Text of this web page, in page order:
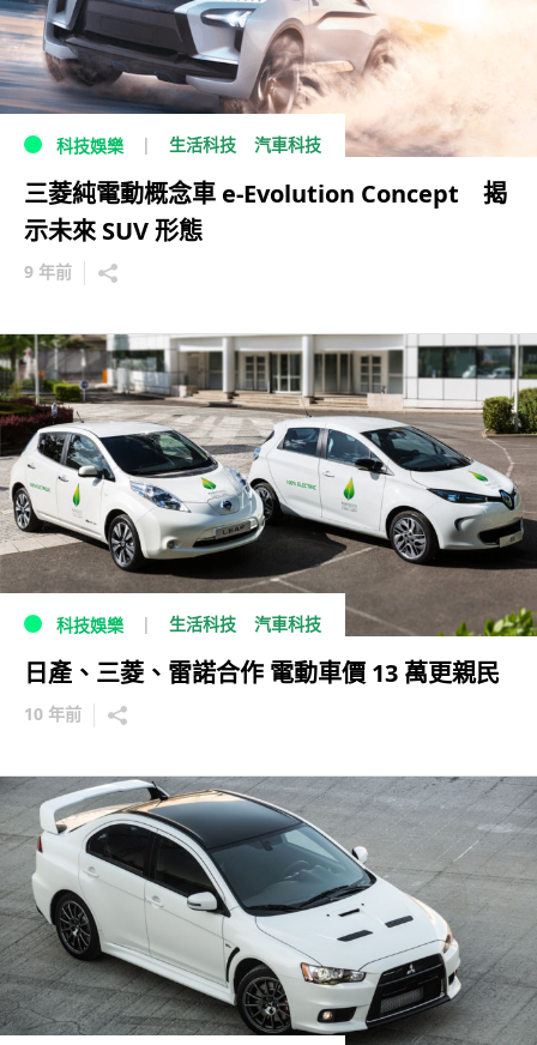
科技娛樂 生活科技 汽車科技
三菱純電動概念車 e-Evolution Concept 揭
示未來 SUV 形態
9 年前
科技娛樂 生活科技 汽車科技
日產、三菱、雷諾合作 電動車價 13 萬更親民
10 年前